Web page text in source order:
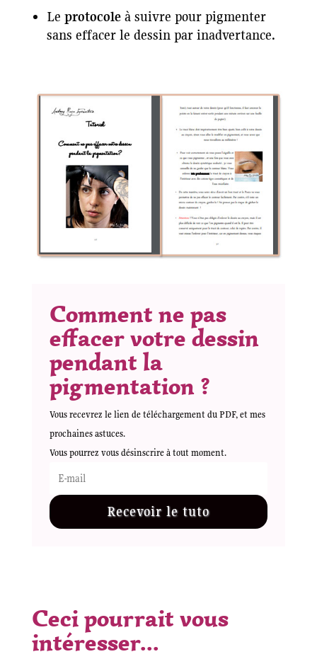
Le protocoleà suivre pour pigmenter
sans effacer le dessin par inadvertance.
Comment ne pas
effacer votre dessin
pendant la
pigmentation ?
Vous recevrez le lien de téléchargement du PDF, et mes
prochaines astuces.
Vous pourrez vous désinscrire à tout moment.
Recevoir le tuto
Ceci pourrait vous
intéresser...